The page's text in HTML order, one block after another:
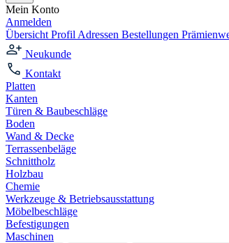
Mein Konto
Anmelden
Übersicht Profil Adressen Bestellungen
Neukunde
Kontakt
Platten
Kanten
Türen & Baubeschläge
Boden
Wand & Decke
Terrassenbeläge
Schnittholz
Holzbau
Chemie
Werkzeuge & Betriebsausstattung
Möbelbeschläge
Befestigungen
Maschinen